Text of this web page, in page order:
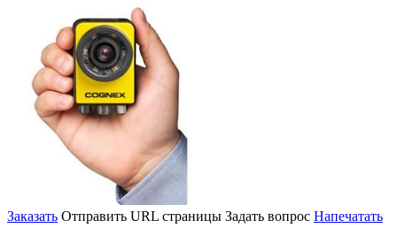
Заказать Отправить URL страницы Задать вопрос Напечатать